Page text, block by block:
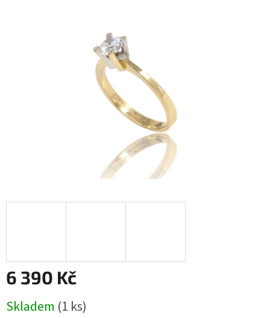
6 390 Kč
cena:
Skladem (1 ks)